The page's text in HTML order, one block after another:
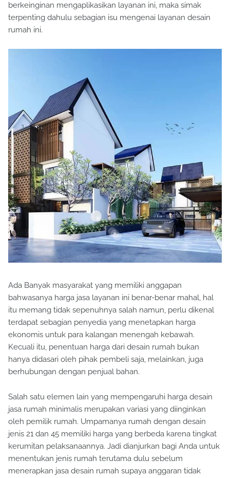
berkeinginan mengaplikasikan layanan ini, maka simak
terpenting dahulu sebagian isu mengenai layanan desain
rumah ini.
Ada Banyak masyarakat yang memiliki anggapan
bahwasanya harga jasa layanan ini benar-benar mahal, hal
itu memang tidak sepenuhnya salah namun, perlu dikenal
terdapat sebagian penyedia yang menetapkan harga
ekonomis untuk para kalangan menengah kebawah.
Kecuali itu, penentuan harga dari desain rumah bukan
hanya didasari oleh pihak pembeli saja, melainkan, juga
berhubungan dengan penjual bahan.
Salah satu elemen lain yang mempengaruhi harga desain
jasa rumah minimalis merupakan variasi yang diinginkan
oleh pemilik rumah. Umpamanya rumah dengan desain
jenis 21 dan 45 memiliki harga yang berbeda karena tingkat
kerumitan pelaksanaannya. Jadi dianjurkan bagi Anda untuk
menentukan jenis rumah terutama dulu sebelum
menerapkan jasa desain rumah supaya anggaran tidak